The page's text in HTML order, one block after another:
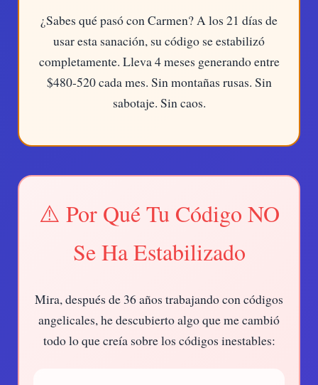
¿Sabes qué pasó con Carmen? A los 21 días de
usar esta sanación, su código se estabilizó
completamente. Lleva 4 meses generando entre
$480-520 cada mes. Sin montañas rusas. Sin
sabotaje. Sin caos.
⚠️ Por Qué Tu Código NO
Se Ha Estabilizado
Mira, después de 36 años trabajando con códigos
angelicales, he descubierto algo que me cambió
todo lo que creía sobre los códigos inestables: